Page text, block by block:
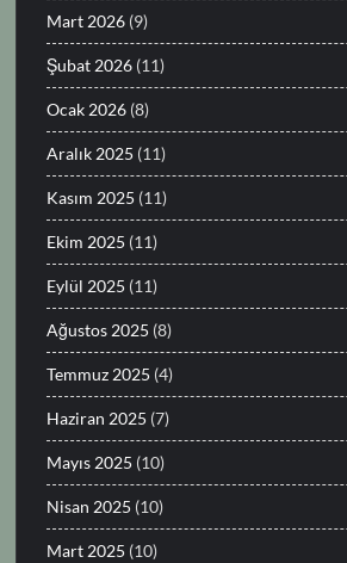
Mart 2026 (9)
Şubat 2026 (11)
Ocak 2026 (8)
Aralık 2025 (11)
Kasım 2025 (11)
Ekim 2025 (11)
Eylül 2025 (11)
Ağustos 2025 (8)
Temmuz 2025 (4)
Haziran 2025 (7)
Mayıs 2025 (10)
Nisan 2025 (10)
Mart 2025 (10)